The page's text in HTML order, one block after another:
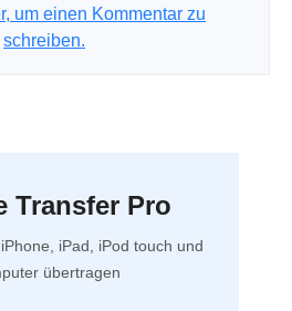
um einen Kommentar zu
schreiben.
Transfer Pro
iPad, iPod touch und
übertragen